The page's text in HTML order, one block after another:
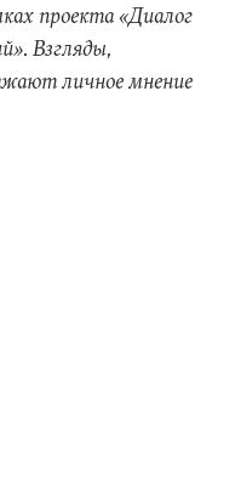
проекта «Диалог
Взгляды,
личное мнение